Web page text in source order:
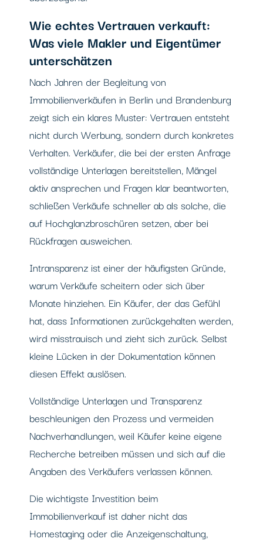
Wie echtes Vertrauen verkauft:
Was viele Makler und Eigentümer
unterschätzen
Nach Jahren der Begleitung von
Immobilienverkäufen in Berlin und Brandenburg
zeigt sich ein klares Muster: Vertrauen entsteht
nicht durch Werbung, sondern durch konkretes
Verhalten. Verkäufer, die bei der ersten Anfrage
vollständige Unterlagen bereitstellen, Mängel
aktiv ansprechen und Fragen klar beantworten,
schließen Verkäufe schneller ab als solche, die
auf Hochglanzbroschüren setzen, aber bei
Rückfragen ausweichen.
Intransparenz ist einer der häufigsten Gründe,
warum Verkäufe scheitern oder sich über
Monate hinziehen. Ein Käufer, der das Gefühl
hat, dass Informationen zurückgehalten werden,
wird misstrauisch und zieht sich zurück. Selbst
kleine Lücken in der Dokumentation können
diesen Effekt auslösen.
Vollständige Unterlagen und Transparenz
beschleunigen den Prozess und vermeiden
Nachverhandlungen, weil Käufer keine eigene
Recherche betreiben müssen und sich auf die
Angaben des Verkäufers verlassen können.
Die wichtigste Investition beim
Immobilienverkauf ist daher nicht das
Homestaging oder die Anzeigenschaltung,